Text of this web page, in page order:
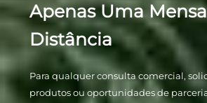
Apenas Uma
Distância
Para qualquer consulta comercial,
produtos ou oportunidades de